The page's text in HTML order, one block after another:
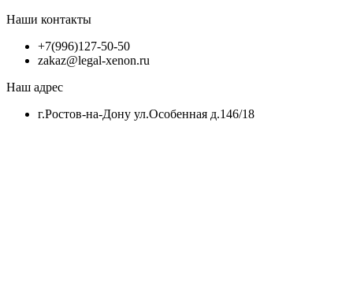
Наши контакты
+7(996)127-50-50
zakaz@legal-xenon.ru
Наш адрес
г.Ростов-на-Дону ул.Особенная д.146/18